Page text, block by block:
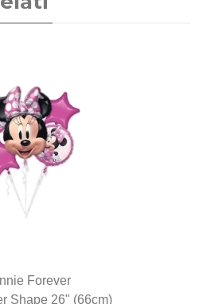
o elio.
Forever
Shape 26" (66cm)